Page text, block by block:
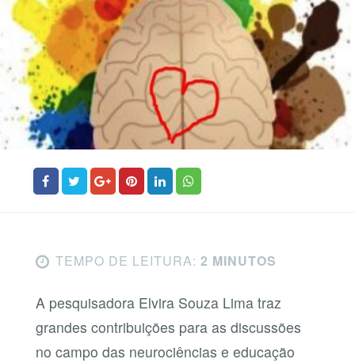
TEMPO DE LEITURA: 2 MINUTOS
A pesquisadora Elvira Souza Lima traz
grandes contribuições para as discussões
no campo das neurociências e educação